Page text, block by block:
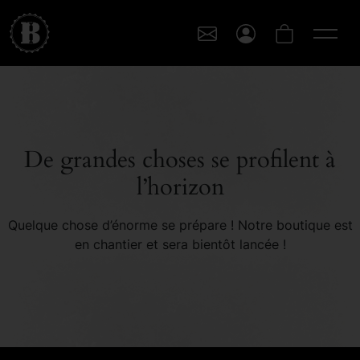
De grandes choses se profilent à
l’horizon
Quelque chose d’énorme se prépare ! Notre boutique est
en chantier et sera bientôt lancée !